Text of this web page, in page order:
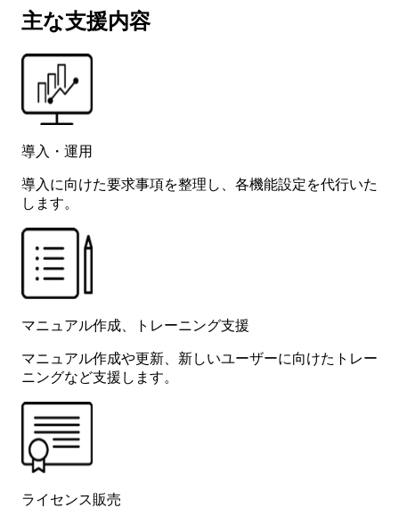
主な支援内容
導入・運用
導入に向けた要求事項を整理し、各機能設定を代行いた
します。
マニュアル作成、トレーニング支援
マニュアル作成や更新、新しいユーザーに向けたトレー
ニングなど支援します。
ライセンス販売